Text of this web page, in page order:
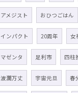
アメジスト おひつごはん
インパクト 20周年 女
マゼンタ 足利市 四柱
波瀾万丈 宇宙元旦 春